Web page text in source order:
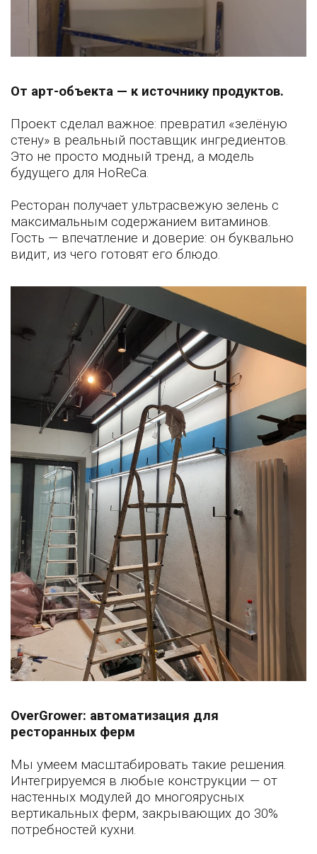
От арт-объекта — к источнику продуктов.
Проект сделал важное: превратил «зелёную
стену» в реальный поставщик ингредиентов.
Это не просто модный тренд, а модель
будущего для HoReCa.
Ресторан получает ультрасвежую зелень с
максимальным содержанием витаминов.
Гость — впечатление и доверие: он буквально
видит, из чего готовят его блюдо.
OverGrower: автоматизация для
ресторанных ферм
Мы умеем масштабировать такие решения.
Интегрируемся в любые конструкции — от
настенных модулей до многоярусных
вертикальных ферм, закрывающих до 30%
потребностей кухни.